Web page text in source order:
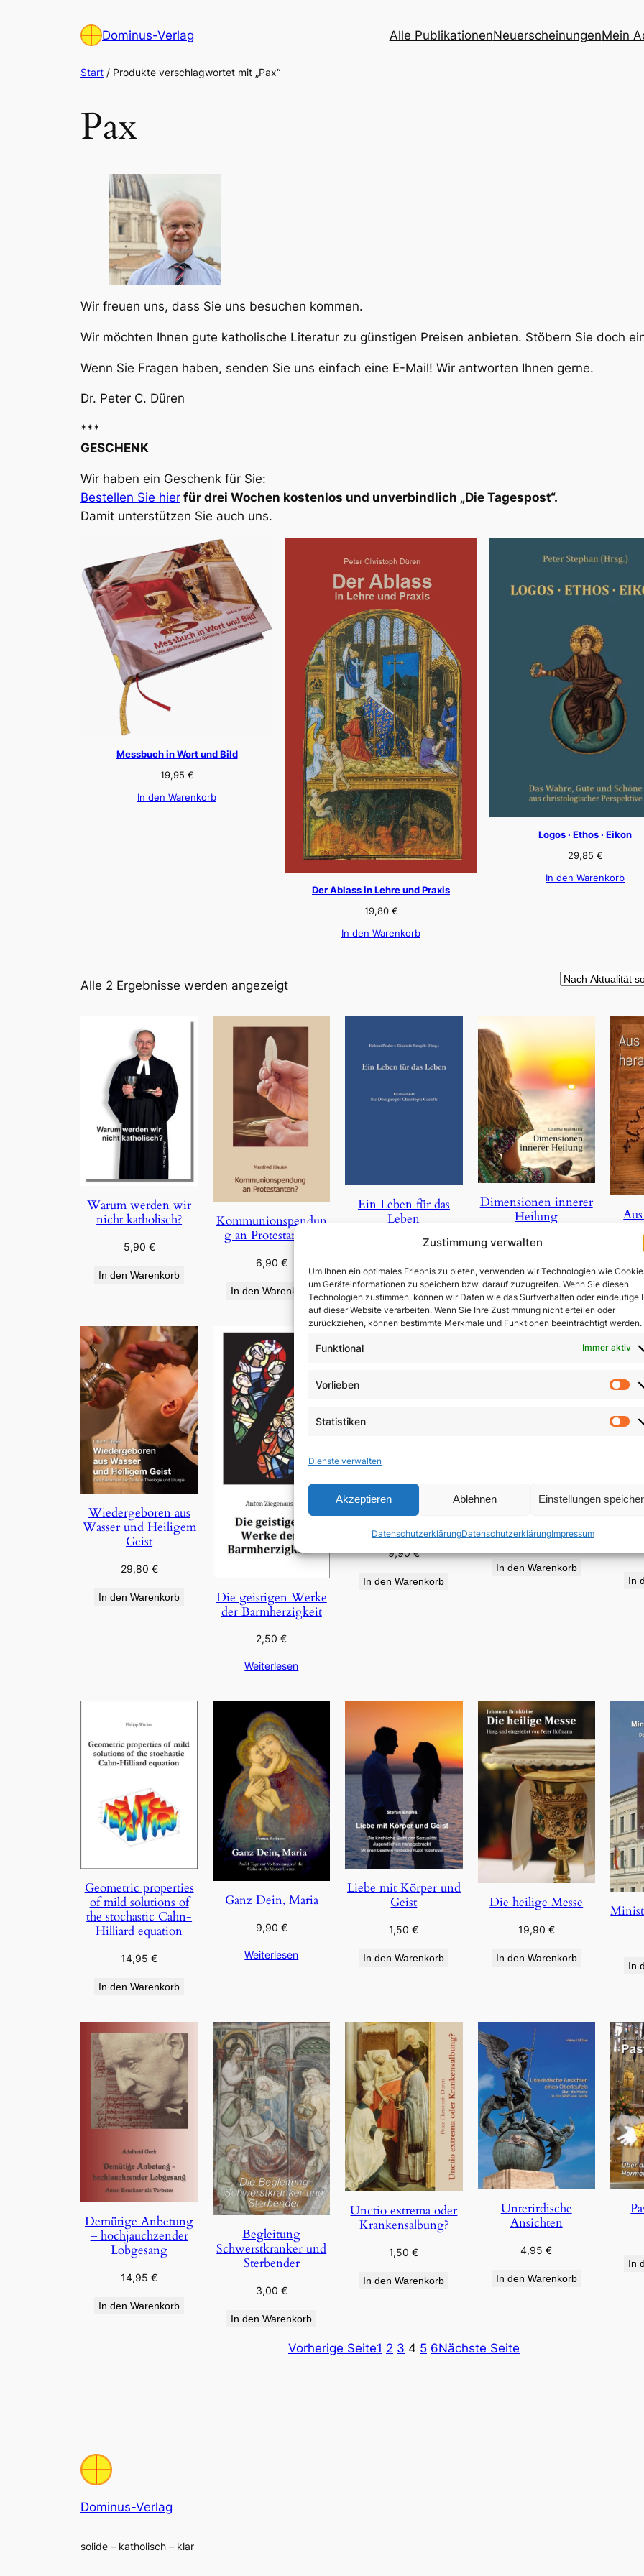
Zustimmung verwalten
Um Ihnen ein optimales Erlebnis zu bieten, verwenden wir Technologien wie
um Geräteinformationen zu speichern bzw. darauf zuzugreifen. Wenn Sie diesen
Technologien zustimmen, können wir Daten wie das Surfverhalten oder eindeutige
auf dieser Website verarbeiten. Wenn Sie Ihre Zustimmung nicht erteilen oder
zurückziehen, können bestimmte Merkmale und Funktionen beeinträchtigt werden.
Funktional Immer aktiv
Vorlieben
Statistiken
Dienste verwalten
Akzeptieren Ablehnen Einstellungen
DatenschutzerklärungDatenschutzerklärungImpressum
Dominus-Verlag Alle PublikationenNeuerscheinungenMein
Start / Produkte verschlagwortet mit „Pax“
Pax
Wir freuen uns, dass Sie uns besuchen kommen.
Wir möchten Ihnen gute katholische Literatur zu günstigen Preisen anbieten. Stöbern Sie doch
Wenn Sie Fragen haben, senden Sie uns einfach eine E-Mail! Wir antworten Ihnen gerne.
Dr. Peter C. Düren
***
GESCHENK
Wir haben ein Geschenk für Sie:
Bestellen Sie hier für drei Wochen kostenlos und unverbindlich „Die Tagespost“.
Damit unterstützen Sie auch uns.
Messbuch in Wort und Bild
19,95 €
In den Warenkorb
Der Ablass in Lehre und Praxis
19,80 €
In den Warenkorb
Logos · Ethos · Eikon
29,85 €
In den Warenkorb
Alle 2 Ergebnisse werden angezeigtNach
Warum werden wir
nicht katholisch?
5,90 €
In den Warenkorb
Kommunionspendun
g an Protestanten?
6,90 €
In den Warenkorb
Ein Leben für das
Leben
In den Warenkorb
Dimensionen innerer
Heilung
3,90
In den Warenkorb
In
Wiedergeboren aus
Wasser und Heiligem
Geist
29,80 €
In den Warenkorb
Die geistigen Werke
der Barmherzigkeit
2,50€
Weiterlesen
Von der Anwesenheit
9,90€
In den Warenkorb
4,50€
In den Warenkorb
In
Geometric properties
of mild solutions of
the stochastic Cahn-
Hilliard equation
14,95€
In den Warenkorb
Ganz Dein, Maria
9,90 €
Weiterlesen
Liebe mit Körper und
Geist
1,50€
In den Warenkorb
Die heilige Messe
19,90 €
In den Warenkorb
In
Demütige Anbetung
– hochjauchzender
Lobgesang
14,95€
In den Warenkorb
Begleitung
Schwerstkranker und
Sterbender
3,00 €
In den Warenkorb
Unctio extrema oder
Krankensalbung?
1,50€
In den Warenkorb
Unterirdische
Ansichten
4,95€
In den Warenkorb
In
Vorherige Seite1 2 3 4 5 6Nächste Seite
Dominus-Verlag
solide – katholisch – klar